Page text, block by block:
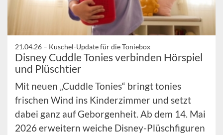
21.04.26 – Kuschel-Update für die Toniebox
Disney Cuddle Tonies verbinden Hörspiel
und Plüschtier
Mit neuen „Cuddle Tonies“ bringt tonies
frischen Wind ins Kinderzimmer und setzt
dabei ganz auf Geborgenheit. Ab dem 14. Mai
2026 erweitern weiche Disney-Plüschfiguren